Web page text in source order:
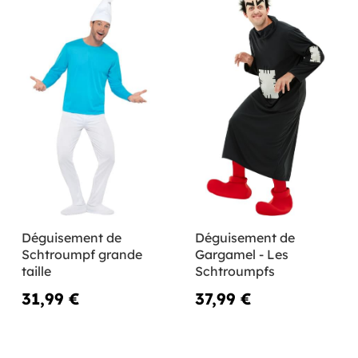
Déguisement de
Schtroumpf grande
taille
31,99 €
Déguisement de
Gargamel - Les
Schtroumpfs
37,99 €